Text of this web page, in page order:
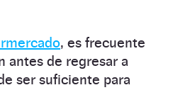
, es frecuente
antes de regresar a
ser suficiente para